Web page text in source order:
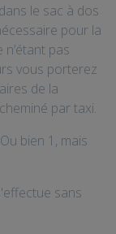
le sac à dos
pour la
pas
vous porterez
de la
par taxi.
bien 1, mais
sans